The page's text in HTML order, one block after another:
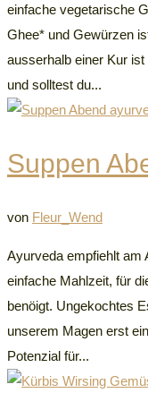
einfache vegetarische
Ghee* und Gewürzen
ausserhalb einer Kur
und solltest du...
Suppen
von Fleur_Wend
Ayurveda empfiehlt am
einfache Mahlzeit, für
benöigt. Ungekochtes
unserem Magen erst
Potenzial für...